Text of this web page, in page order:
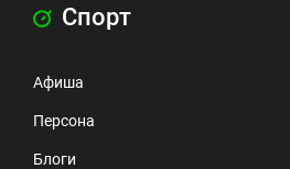
Спорт
Афиша
Персона
Блоги